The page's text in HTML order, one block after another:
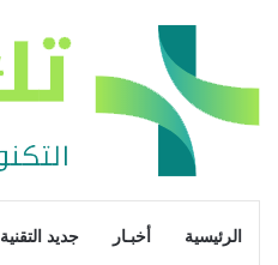
الرئيسية أخبـار جديد التقنية